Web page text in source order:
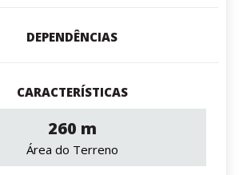
DEPENDÊNCIAS
CARACTERÍSTICAS
260 m
Área do Terreno